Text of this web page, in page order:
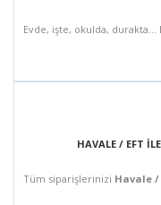
Evde, işte, okulda,
HAVALE / EFT
Tüm siparişlerinizi Havale /